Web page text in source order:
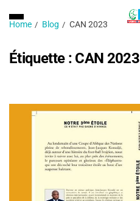
Home Blog CAN 2023
Étiquette : CAN 2023